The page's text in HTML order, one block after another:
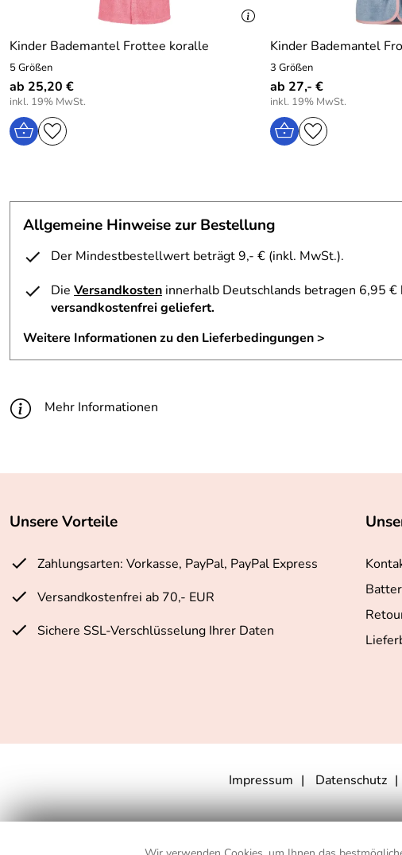
Kinder Bademantel Frottee koralle
5 Größen
ab 25,20 €
inkl. 19% MwSt.
Kinder Bademantel
3 Größen
ab 27,- €
inkl. 19% MwSt.
Allgemeine Hinweise zur Bestellung
Der Mindestbestellwert beträgt 9,- € (inkl. MwSt.).
Die Versandkosten innerhalb Deutschlands betragen 6,95
versandkostenfrei geliefert.
Weitere Informationen zu den Lieferbedingungen >
Mehr Informationen
Unsere Vorteile
Zahlungsarten: Vorkasse, PayPal, PayPal Express
Versandkostenfrei ab 70,- EUR
Sichere SSL-Verschlüsselung Ihrer Daten
Impressum Datenschutz
** Für Lieferungen nach Deutschland.